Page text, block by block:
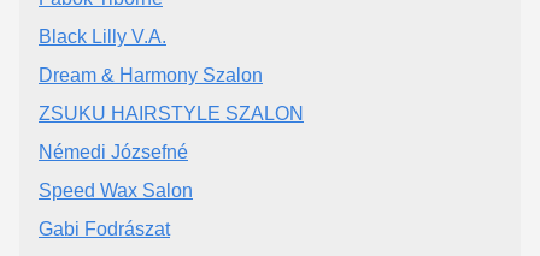
Black Lilly V.A.
Dream & Harmony Szalon
ZSUKU HAIRSTYLE SZALON
Némedi Józsefné
Speed Wax Salon
Gabi Fodrászat